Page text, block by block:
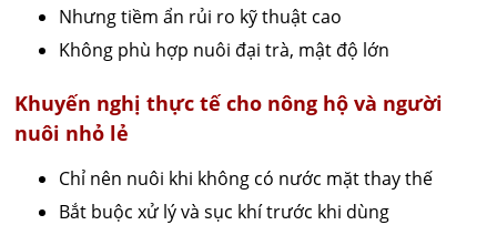
Nhưng tiềm ẩn rủi ro kỹ thuật cao
Không phù hợp nuôi đại trà, mật độ lớn
Khuyến nghị thực tế cho nông hộ và người
nuôi nhỏ lẻ
Chỉ nên nuôi khi không có nước mặt thay thế
Bắt buộc xử lý và sục khí trước khi dùng